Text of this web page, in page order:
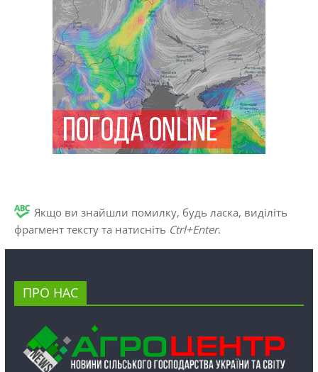
Якщо ви знайшли помилку, будь ласка, виділіть
фрагмент тексту та натисніть Ctrl+Enter.
ПРО НАС